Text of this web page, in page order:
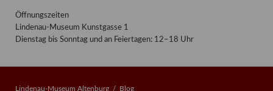
Öffnungszeiten
Lindenau-Museum Kunstgasse 1
Dienstag bis Sonntag und an Feiertagen: 12–18 Uhr
Lindenau-Museum Altenburg Blog